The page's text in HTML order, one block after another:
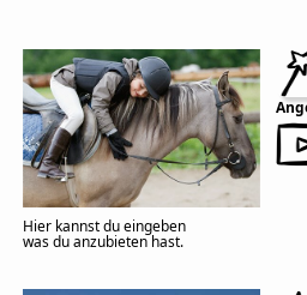
Hier kannst du eingeben
was du anzubieten hast.